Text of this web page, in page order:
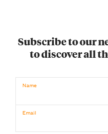
Subscribe to our
to discover all
Name
Email